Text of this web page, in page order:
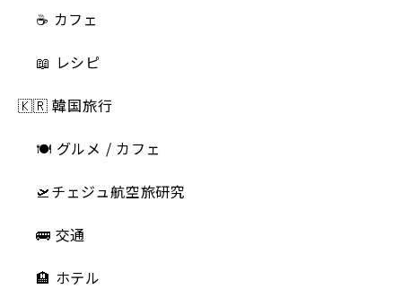
☕️ カフェ
📖 レシピ
🇰🇷 韓国旅行
🍽 グルメ / カフェ
🛫チェジュ航空旅研究
🚌 交通
🏨 ホテル